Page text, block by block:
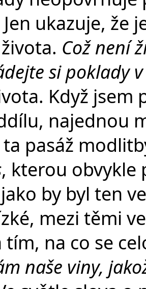
ukazuje, že
Což není
si poklady
Když jsem
najednou
pasáž
, kterou obvykle
by byl ten
mezi těmi
tím, na co se
naše viny,